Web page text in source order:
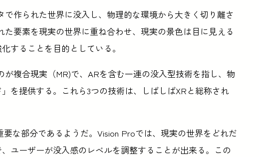
作られた世界に没入し、物理的な環境から大きく切り離さ
要素を現実の世界に重ね合わせ、現実の景色は目に見える
することを目的としている。
複合現実（MR)で、ARを含む一連の没入型技術を指し、物
を提供する。これら3つの技術は、しばしばXRと総称され
な部分であるようだ。Vision Proでは、現実の世界をどれだ
ユーザーが没入感のレベルを調整することが出来る。この